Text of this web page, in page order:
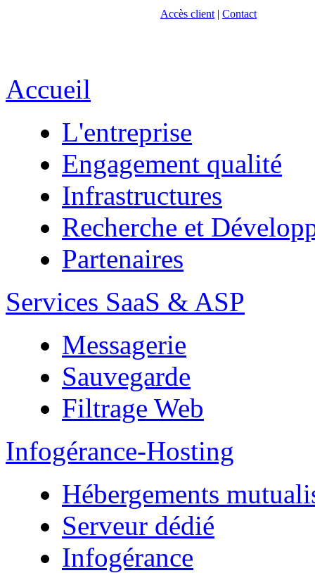
Accès client | Contact
Accueil
L'entreprise
Engagement qualité
Infrastructures
Recherche et
Partenaires
Services SaaS & ASP
Messagerie
Sauvegarde
Filtrage Web
Infogérance-Hosting
Hébergements
Serveur dédié
Infogérance